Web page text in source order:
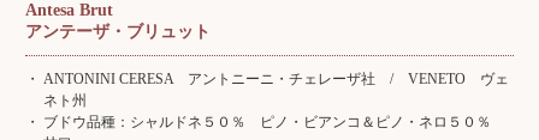
赤ワイン
Antesa Brut
アンテーザ・ブリュット
ANTONINI CERESA アントニーニ・チェレーザ社 / VENETO ヴェ
ネト州
ブドウ品種：シャルドネ５０％ ピノ・ビアンコ＆ピノ・ネロ５０％